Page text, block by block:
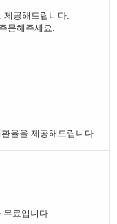
제공해드립니다.
문해주세요.
율을 제공해드립니다.
무료입니다.